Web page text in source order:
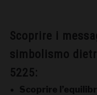
Scoprire i
simbolismo
5225:
Scoprire